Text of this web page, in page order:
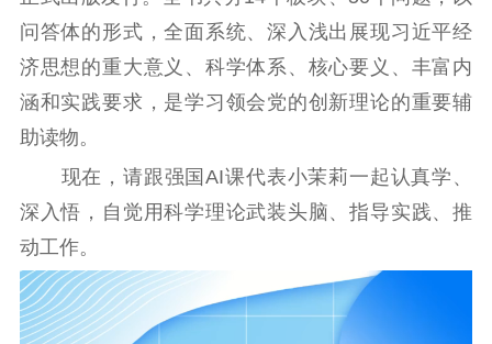
信息公开年度报
告
政策法规
工作动态
理论武装
理论学习 研究阐释
哲学社科
社科强省
问答体的形式，全面系统、深入浅出展现习近平经
济思想的重大意义、科学体系、核心要义、丰富内
涵和实践要求，是学习领会党的创新理论的重要辅
助读物。
现在，请跟强国AI课代表小茉莉一起认真学、
深入悟，自觉用科学理论武装头脑、指导实践、推
动工作。